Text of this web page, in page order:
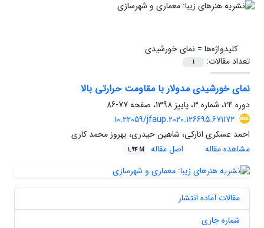
کلیدواژه‌ها = نمای خورشیدی
تعداد مقالات:
1
نمای خورشیدی مدولار با مقاومت حرارتی بالا
دوره 24، شماره 3، پاییز 1398، صفحه
77-86
10.22059/jfaup.2020.126695.671172
احمد عسکری انارکی، شاهین حیدری، بهروز محمد کاری
مشاهده مقاله
اصل مقاله 1.94 M
مقالات آماده انتشار
شماره جاری